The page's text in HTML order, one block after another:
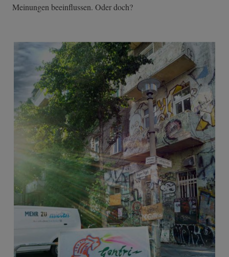
Meinungen beeinflussen. Oder doch?